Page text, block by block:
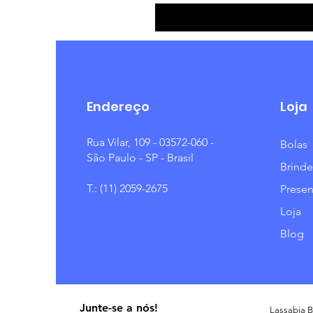
Endereço
Rua Vilar, 109 - 03572-060 -
São Paulo - SP - Brasil
T.: (11) 2059-2675
Loja
Bolas
Loja
Blog
Junte-se a nós!
Lassabia